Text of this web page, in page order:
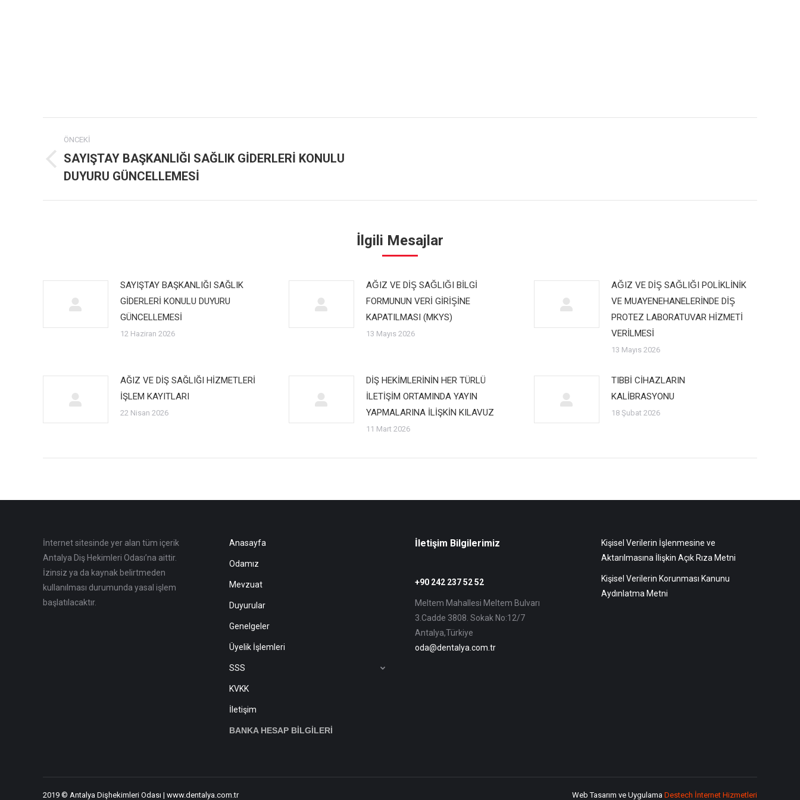
Post
navigation
ÖNCEKI
Previous
post:
SAYIŞTAY BAŞKANLIĞI SAĞLIK GİDERLERİ KONULU
DUYURU GÜNCELLEMESİ
İlgili Mesajlar
SAYIŞTAY BAŞKANLIĞI SAĞLIK
GİDERLERİ KONULU DUYURU
GÜNCELLEMESİ
12 Haziran 2026
AĞIZ VE DİŞ SAĞLIĞI BİLGİ
FORMUNUN VERİ GİRİŞİNE
KAPATILMASI (MKYS)
13 Mayıs 2026
AĞIZ VE DİŞ SAĞLIĞI POLİKLİNİK
VE MUAYENEHANELERİNDE DİŞ
PROTEZ LABORATUVAR HİZMETİ
VERİLMESİ
13 Mayıs 2026
AĞIZ VE DİŞ SAĞLIĞI HİZMETLERİ
İŞLEM KAYITLARI
22 Nisan 2026
DİŞ HEKİMLERİNİN HER TÜRLÜ
İLETİŞİM ORTAMINDA YAYIN
YAPMALARINA İLİŞKİN KILAVUZ
11 Mart 2026
TIBBİ CİHAZLARIN
KALİBRASYONU
18 Şubat 2026
İnternet sitesinde yer alan tüm içerik
Antalya Diş Hekimleri Odası’na aittir.
İzinsiz ya da kaynak belirtmeden
kullanılması durumunda yasal işlem
başlatılacaktır.
Anasayfa
Odamız
Mevzuat
Duyurular
Genelgeler
Üyelik İşlemleri
SSS
KVKK
İletişim
BANKA HESAP BİLGİLERİ
İletişim Bilgilerimiz
+90 242 237 52 52
Meltem Mahallesi Meltem Bulvarı
3.Cadde 3808. Sokak No:12/7
Antalya,Türkiye
oda@dentalya.com.tr
Kişisel Verilerin İşlenmesine ve
Aktarılmasına İlişkin Açık Rıza Metni
Kişisel Verilerin Korunması Kanunu
Aydınlatma Metni
2019 © Antalya Dişhekimleri Odası | www.dentalya.com.tr Web Tasarım ve Uygulama Destech İnternet Hizmetleri